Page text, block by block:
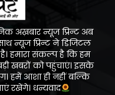
अख़बार न्यूज प्रिन्ट अब
न्यूज प्रिन्ट ने डिजिटल
हमारा संकल्प है कि हम
खबरों को पहुंचाएं। इसके
हमें आशा ही नहीं बल्कि
रखेंगे। धन्यवाद